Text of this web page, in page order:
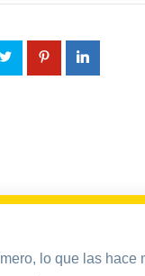
lo que las hace